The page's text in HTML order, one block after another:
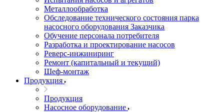
Металлообработка
Обследование технического состояния парка
насосного оборудования Заказчика
Обучение персонала потребителя
Разработка и проектирование насосов
Реверс-инжиниринг
Ремонт (капитальный и текущий)
Шеф-монтаж
Продукция
Продукция
Насосное оборудование